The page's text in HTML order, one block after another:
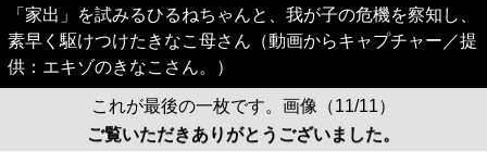
「家出」を試みるひるねちゃんと、我が子の危機を察知し、
素早く駆けつけたきなこ母さん（動画からキャプチャー／提
供：エキゾのきなこさん。）
これが最後の一枚です。画像（11/11）
ご覧いただきありがとうございました。